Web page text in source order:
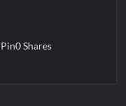
Shares